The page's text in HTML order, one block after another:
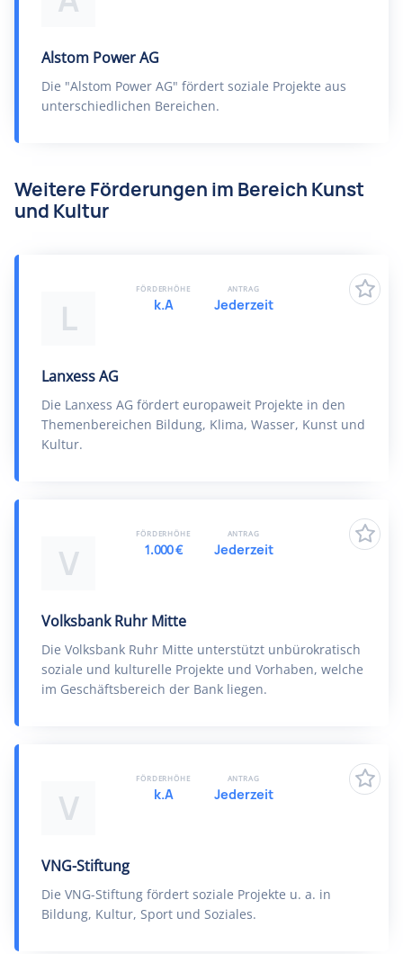
Alstom Power AG
Die "Alstom Power AG" fördert soziale Projekte aus
unterschiedlichen Bereichen.
Weitere Förderungen im Bereich Kunst
und Kultur
L
Lanxess AG
Die Lanxess AG fördert europaweit Projekte in den
Themenbereichen Bildung, Klima, Wasser, Kunst und
Kultur.
FÖRDERHÖHE
k.A
ANTRAG
Jederzeit
V
Volksbank Ruhr Mitte
Die Volksbank Ruhr Mitte unterstützt unbürokratisch
soziale und kulturelle Projekte und Vorhaben, welche
im Geschäftsbereich der Bank liegen.
FÖRDERHÖHE
1.000 €
ANTRAG
Jederzeit
V
VNG-Stiftung
Die VNG-Stiftung fördert soziale Projekte u. a. in
Bildung, Kultur, Sport und Soziales.
FÖRDERHÖHE
k.A
ANTRAG
Jederzeit